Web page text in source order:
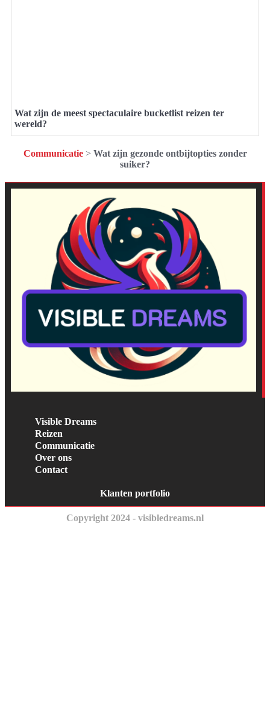
Wat zijn de meest spectaculaire bucketlist reizen ter
wereld?
Communicatie> Wat zijn gezonde ontbijtopties zonder
suiker?
Visible Dreams
Reizen
Communicatie
Over ons
Contact
Klanten portfolio
Copyright 2024 - visibledreams.nl